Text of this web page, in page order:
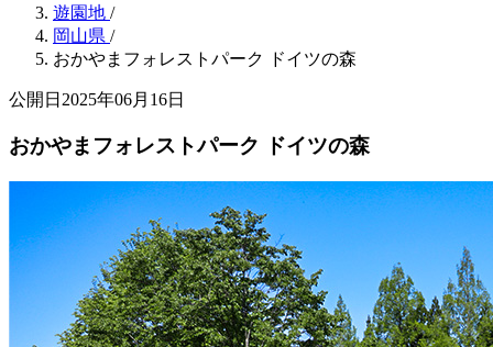
遊園地 /
岡山県 /
おかやまフォレストパーク ドイツの森
公開日2025年06月16日
おかやまフォレストパーク ドイツの森